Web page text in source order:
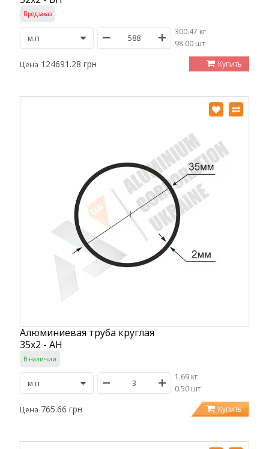
Предзаказ
300.47 кг
/98.00 шт
Цена 124691.28 грн Купить
Алюминиевая труба круглая
35х2 - АН
В наличии
1.69 кг
/0.50 шт
Цена 765.66 грн Купить